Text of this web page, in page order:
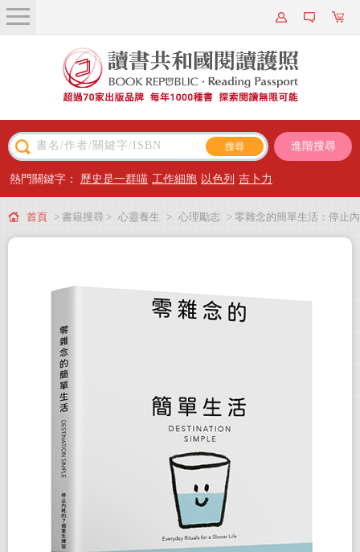
關於我們
近期新書
主題閱讀
出版專區
會員專屬
進階搜尋
熱門關鍵字： 歷史是一群喵 工作細胞 以色列 吉卜力
首頁 > 書籍搜尋 > 心靈養生 > 心理勵志 > 零雜念的簡單生活：停止內